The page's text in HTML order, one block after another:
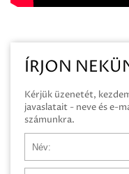
ÍRJON
Kérjük üzenetét,
javaslatait - neve és e-
számunkra.